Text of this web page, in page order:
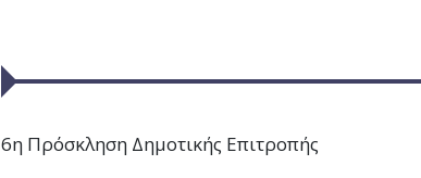
6η Πρόσκληση Δημοτικής Επιτροπής